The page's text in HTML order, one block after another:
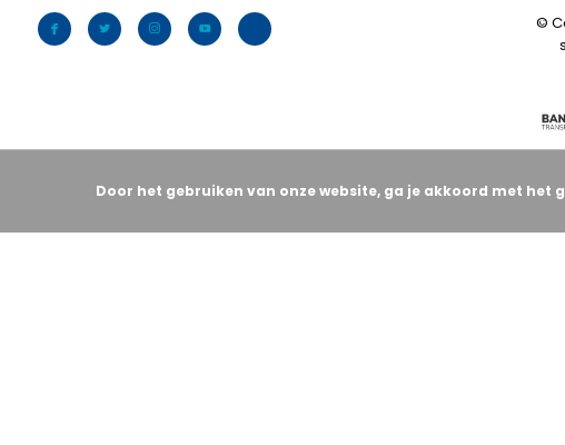
©
Door het gebruiken van onze website, ga je akkoord met het